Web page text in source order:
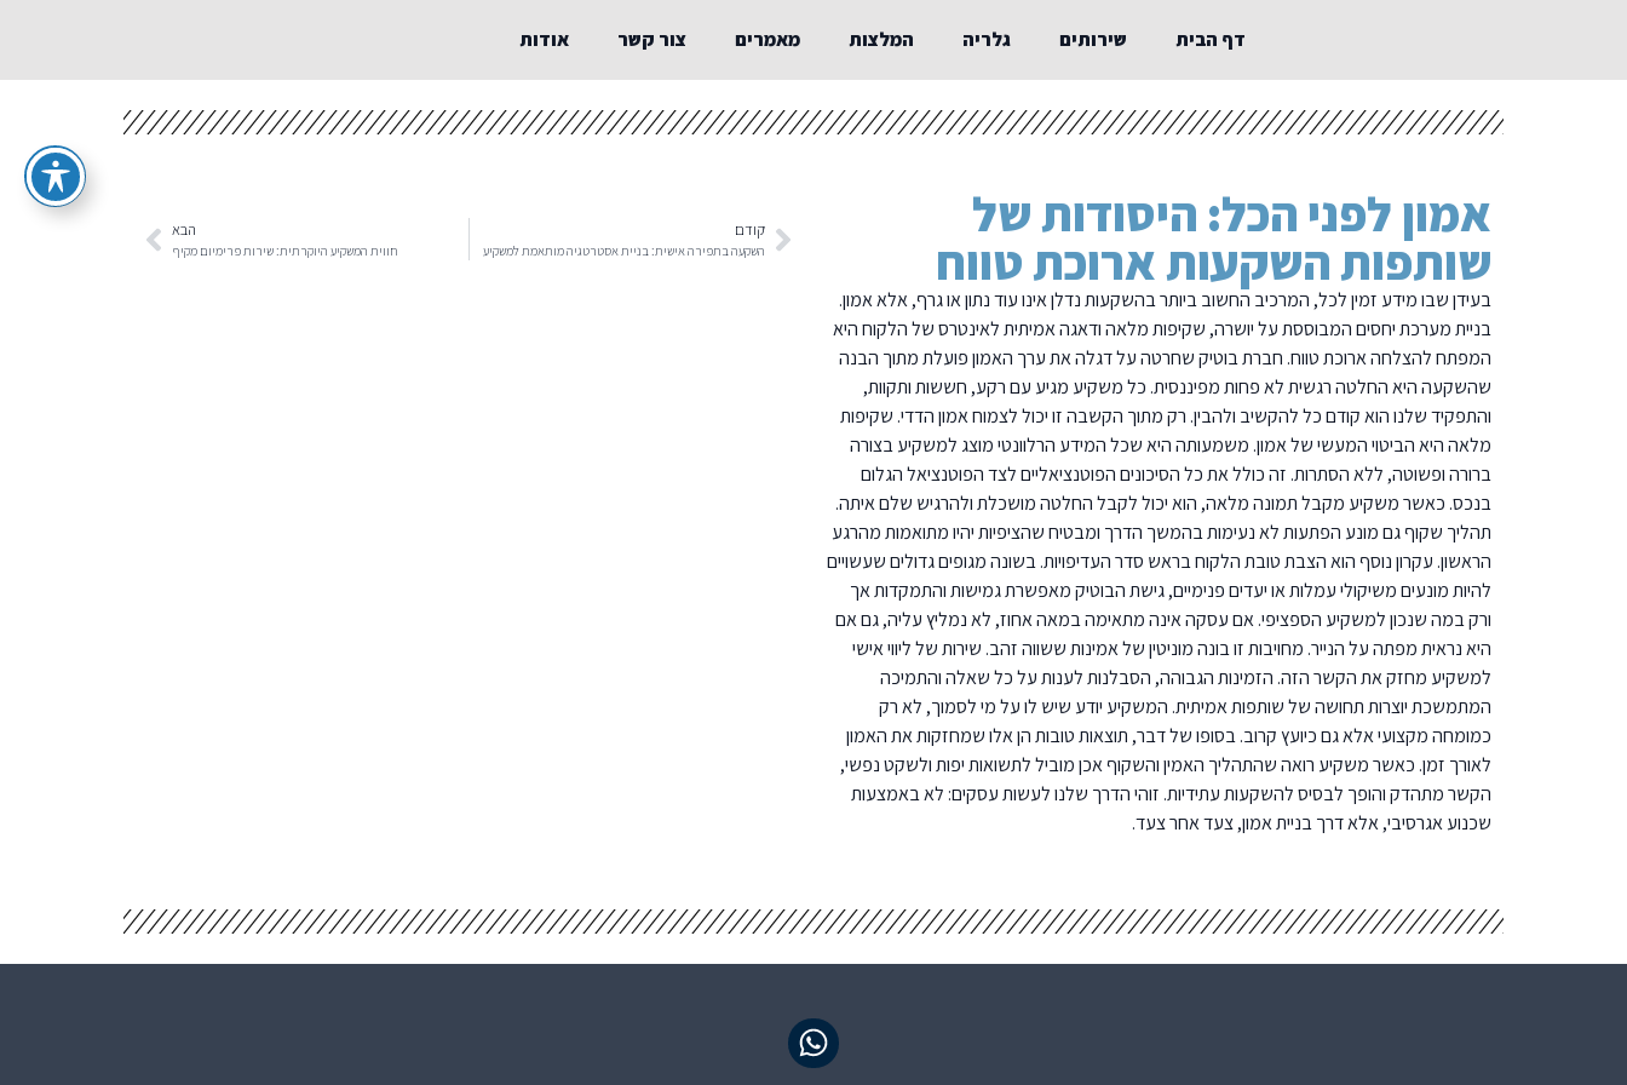
דף הבית שירותים גלריה המלצות מאמרים צור קשר אודות
אמון לפני הכל: היסודות של
שותפות השקעות ארוכת טווח
בעידן שבו מידע זמין לכל, המרכיב החשוב ביותר בהשקעות נדלן אינו עוד נתון או גרף, אלא אמון.
בניית מערכת יחסים המבוססת על יושרה, שקיפות מלאה ודאגה אמיתית לאינטרס של הלקוח היא
המפתח להצלחה ארוכת טווח. חברת בוטיק שחרטה על דגלה את ערך האמון פועלת מתוך הבנה
שהשקעה היא החלטה רגשית לא פחות מפיננסית. כל משקיע מגיע עם רקע, חששות ותקוות,
והתפקיד שלנו הוא קודם כל להקשיב ולהבין. רק מתוך הקשבה זו יכול לצמוח אמון הדדי. שקיפות
מלאה היא הביטוי המעשי של אמון. משמעותה היא שכל המידע הרלוונטי מוצג למשקיע בצורה
ברורה ופשוטה, ללא הסתרות. זה כולל את כל הסיכונים הפוטנציאליים לצד הפוטנציאל הגלום
בנכס. כאשר משקיע מקבל תמונה מלאה, הוא יכול לקבל החלטה מושכלת ולהרגיש שלם איתה.
תהליך שקוף גם מונע הפתעות לא נעימות בהמשך הדרך ומבטיח שהציפיות יהיו מתואמות מהרגע
הראשון. עקרון נוסף הוא הצבת טובת הלקוח בראש סדר העדיפויות. בשונה מגופים גדולים שעשויים
להיות מונעים משיקולי עמלות או יעדים פנימיים, גישת הבוטיק מאפשרת גמישות והתמקדות אך
ורק במה שנכון למשקיע הספציפי. אם עסקה אינה מתאימה במאה אחוז, לא נמליץ עליה, גם אם
היא נראית מפתה על הנייר. מחויבות זו בונה מוניטין של אמינות ששווה זהב. שירות של ליווי אישי
למשקיע מחזק את הקשר הזה. הזמינות הגבוהה, הסבלנות לענות על כל שאלה והתמיכה
המתמשכת יוצרות תחושה של שותפות אמיתית. המשקיע יודע שיש לו על מי לסמוך, לא רק
כמומחה מקצועי אלא גם כיועץ קרוב. בסופו של דבר, תוצאות טובות הן אלו שמחזקות את האמון
לאורך זמן. כאשר משקיע רואה שהתהליך האמין והשקוף אכן מוביל לתשואות יפות ולשקט נפשי,
הקשר מתהדק והופך לבסיס להשקעות עתידיות. זוהי הדרך שלנו לעשות עסקים: לא באמצעות
שכנוע אגרסיבי, אלא דרך בניית אמון, צעד אחר צעד.
קודם
השקעה בתפירה אישית: בניית אסטרטגיה מותאמת למשקיע
הבא
חווית המשקיע היוקרתית: שירות פרימיום מקיף